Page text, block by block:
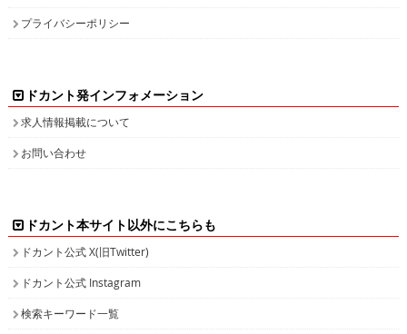
プライバシーポリシー
ドカント発インフォメーション
求人情報掲載について
お問い合わせ
ドカント本サイト以外にこちらも
ドカント公式 X(旧Twitter)
ドカント公式 Instagram
検索キーワード一覧